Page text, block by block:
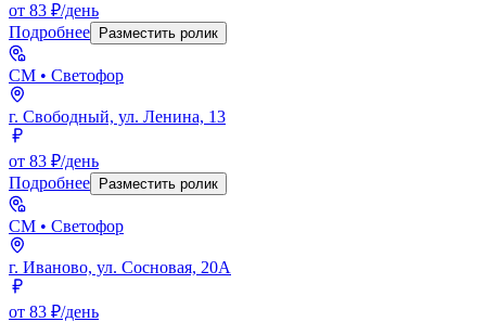
от 83 ₽/день
Подробнее
Разместить ролик
СМ • Светофор
г. Свободный, ул. Ленина, 13
от 83 ₽/день
Подробнее
Разместить ролик
СМ • Светофор
г. Иваново, ул. Сосновая, 20А
от 83 ₽/день